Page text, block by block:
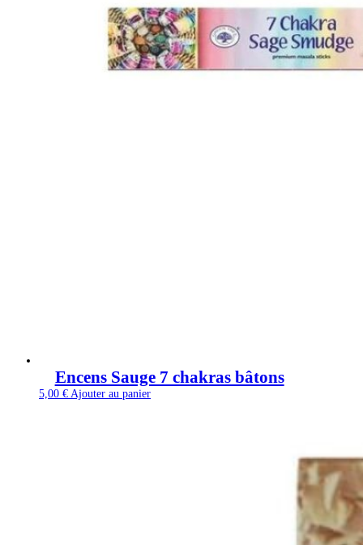
Encens Sauge 7 chakras bâtons
5,00 € Ajouter au panier